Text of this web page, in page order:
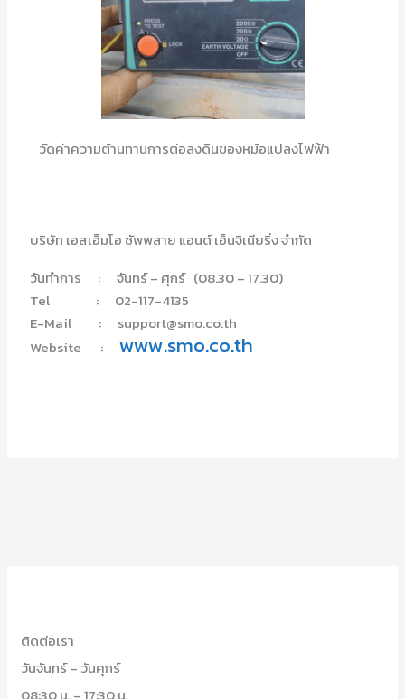
ติดต่อเรา
วันจันทร์ – วันศุกร์
08:30 น. – 17:30 น.
วัดค่าความต้านทานการต่อลงดินของหม้อแปลงไฟฟ้า
บริษัท เอสเอ็มโอ ซัพพลาย แอนด์ เอ็นจิเนียริ่ง จำกัด
วันทำการ : จันทร์ – ศุกร์ (08.30 – 17.30)
Tel : 02-117-4135
E-Mail : support@smo.co.th
Website :www.smo.co.th